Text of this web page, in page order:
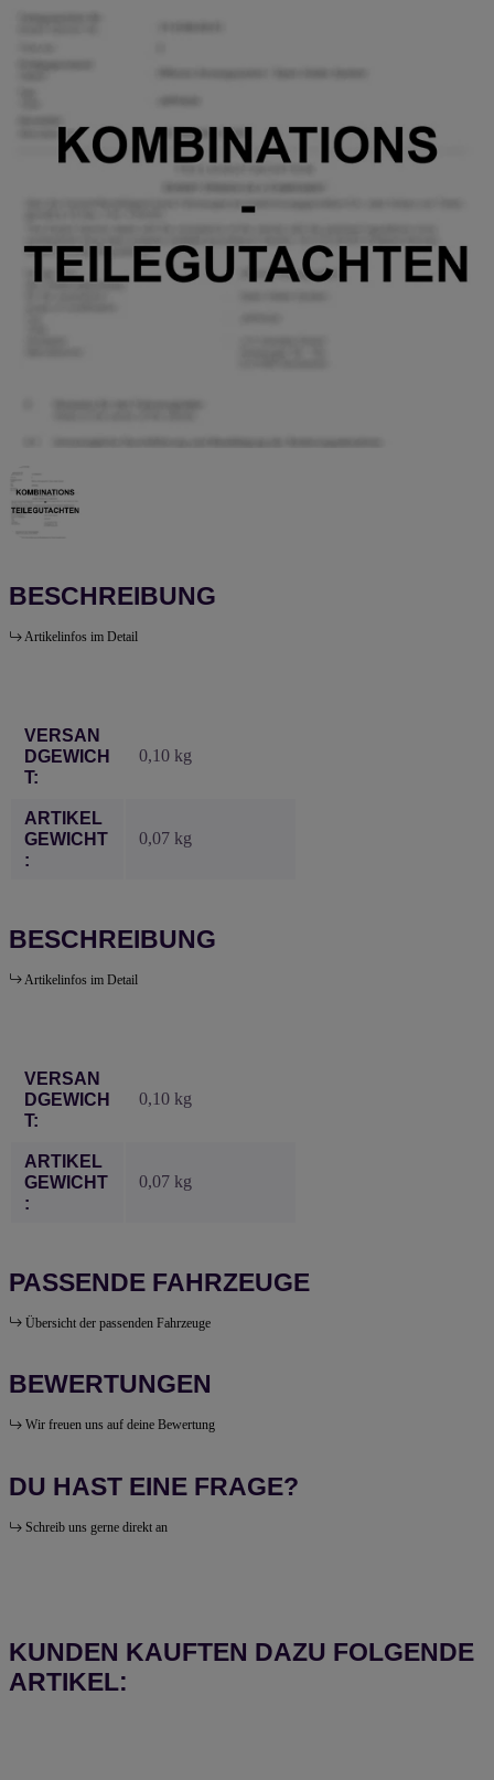
BESCHREIBUNG
Artikelinfos im Detail
Produkteigenschaft
Wert
VERSAN
DGEWICH
T:
0,10 kg
ARTIKEL
GEWICHT
:
0,07 kg
BESCHREIBUNG
Artikelinfos im Detail
Produkteigenschaft
Wert
VERSAN
DGEWICH
T:
0,10 kg
ARTIKEL
GEWICHT
:
0,07 kg
PASSENDE FAHRZEUGE
Übersicht der passenden Fahrzeuge
BEWERTUNGEN
Wir freuen uns auf deine Bewertung
DU HAST EINE FRAGE?
Schreib uns gerne direkt an
KUNDEN KAUFTEN DAZU FOLGENDE
ARTIKEL: